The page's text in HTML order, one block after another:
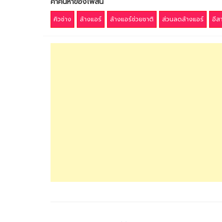
คิวช่าง ล้างแอร์ ล้างแอร์ช่วยชาติ ส่วนลดล้างแอร์ อีส